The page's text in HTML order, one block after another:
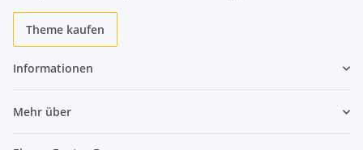
Theme kaufen
Informationen
Mehr über